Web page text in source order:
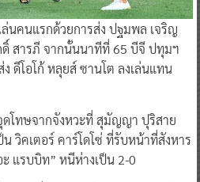
นคนแรกด้วยการส่ง ปฐมพล เจริญ
สารภี จากนั้นนาทีที่ 65 บีจี ปทุมฯ
ดีโอโก้ หลุยส์ ซานโต ลงเล่นแทน
โทษจากจังหวะที่ สุมัญญา ปุริสาย
วิคเตอร์ คาร์โดโซ่ ที่รับหน้าที่สังหาร
ะ แรบบิท” หนีห่างเป็น 2-0